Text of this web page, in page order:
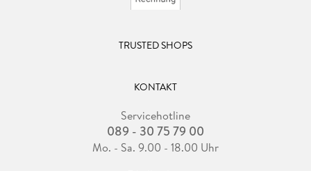
TRUSTED SHOPS
KONTAKT
Servicehotline
089 - 30 75 79 00
Mo. - Sa. 9.00 - 18.00 Uhr